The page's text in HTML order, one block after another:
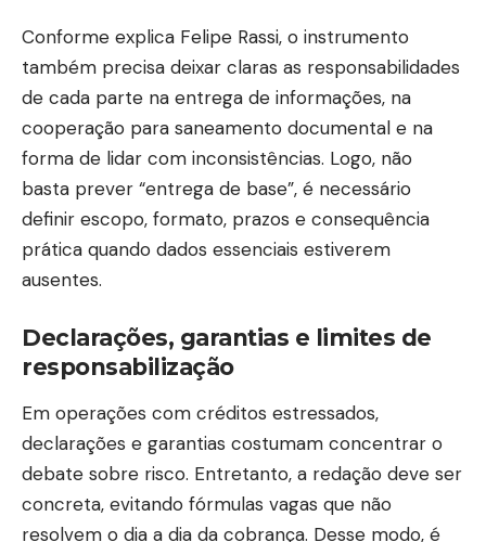
Conforme explica Felipe Rassi, o instrumento
também precisa deixar claras as responsabilidades
de cada parte na entrega de informações, na
cooperação para saneamento documental e na
forma de lidar com inconsistências. Logo, não
basta prever “entrega de base”, é necessário
definir escopo, formato, prazos e consequência
prática quando dados essenciais estiverem
ausentes.
Declarações, garantias e limites de
responsabilização
Em operações com créditos estressados,
declarações e garantias costumam concentrar o
debate sobre risco. Entretanto, a redação deve ser
concreta, evitando fórmulas vagas que não
resolvem o dia a dia da cobrança. Desse modo, é